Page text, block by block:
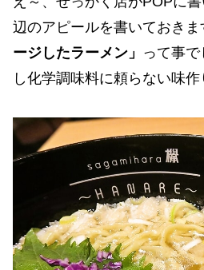
辺のアピールを書いておきま
ージしたラーメン」 って事
し化学調味料に頼らない味作